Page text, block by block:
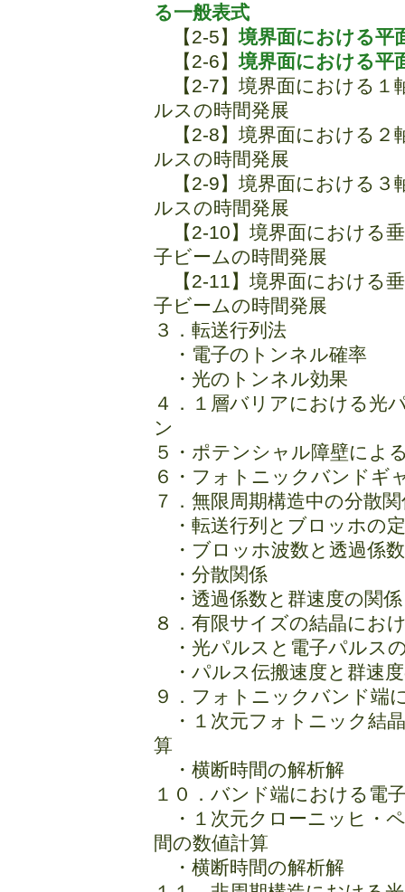
る一般表式
【2-5】境界面における平
【2-6】境界面における平
【2-7】境界面における１
ルスの時間発展
【2-8】境界面における２
ルスの時間発展
【2-9】境界面における３
ルスの時間発展
【2-10】境界面における
子ビームの時間発展
【2-11】境界面における
子ビームの時間発展
３．転送行列法
・電子のトンネル確率
・光のトンネル効果
４．１層バリアにおける光
ン
５・ポテンシャル障壁によ
６・フォトニックバンドギ
７．無限周期構造中の分散
・転送行列とブロッホの
・ブロッホ波数と透過係
・分散関係
・透過係数と群速度の関係
８．有限サイズの結晶にお
・光パルスと電子パルス
・パルス伝搬速度と群速
９．フォトニックバンド端
・１次元フォトニック結
算
・横断時間の解析解
１０．バンド端における電
・１次元クローニッヒ・
間の数値計算
・横断時間の解析解